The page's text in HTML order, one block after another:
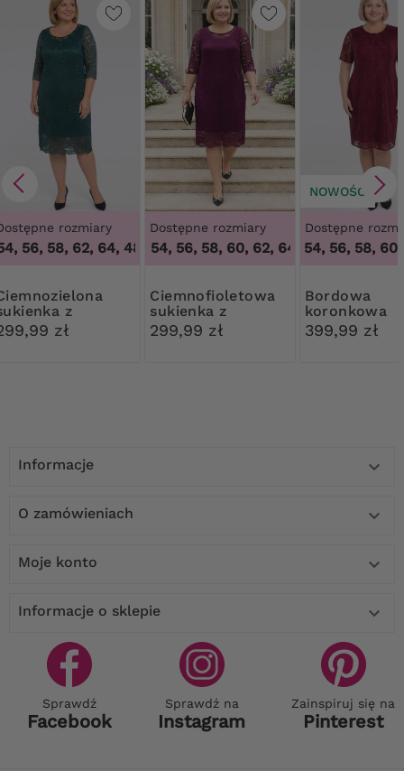
rozmiary
56, 58, 62, 64,48, 50, 54, 56, 58, 62, 64
z
zł
Dostępne rozmiary
48, 50, 54, 56, 58, 60, 62, 64, 48, 50, 54,
Ciemnofioletowa
sukienka z
koronką
299,99 zł
NOWOŚĆ
Dostępne
50, 52, 54, 56, 58, 60,
Bordowa
koronkowa
sukienka
399,99 zł
Informacje 
O zamówieniach 
Moje konto 
Informacje o sklepie 
Sprawdź
Facebook
Sprawdź na
Instagram
Zainspiruj się na
Pinterest